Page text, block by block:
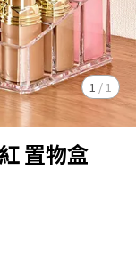
1 / 1
置物盒